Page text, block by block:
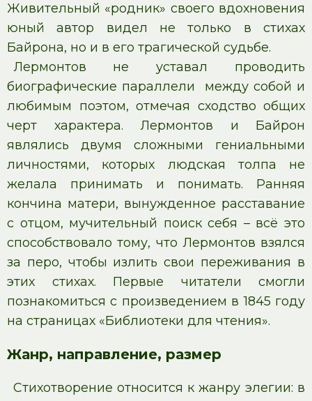
Живительный «родник» своего вдохновения
юный автор видел не только в стихах
Байрона, но и в его трагической судьбе.
Лермонтов не уставал проводить
биографические параллели между собой и
любимым поэтом, отмечая сходство общих
черт характера. Лермонтов и Байрон
являлись двумя сложными гениальными
личностями, которых людская толпа не
желала принимать и понимать. Ранняя
кончина матери, вынужденное расставание
с отцом, мучительный поиск себя – всё это
способствовало тому, что Лермонтов взялся
за перо, чтобы излить свои переживания в
этих стихах. Первые читатели смогли
познакомиться с произведением в 1845 году
на страницах «Библиотеки для чтения».
Жанр, направление, размер
Стихотворение относится к жанру элегии: в